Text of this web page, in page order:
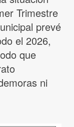
Trimestre
prevé
el 2026,
que
ni